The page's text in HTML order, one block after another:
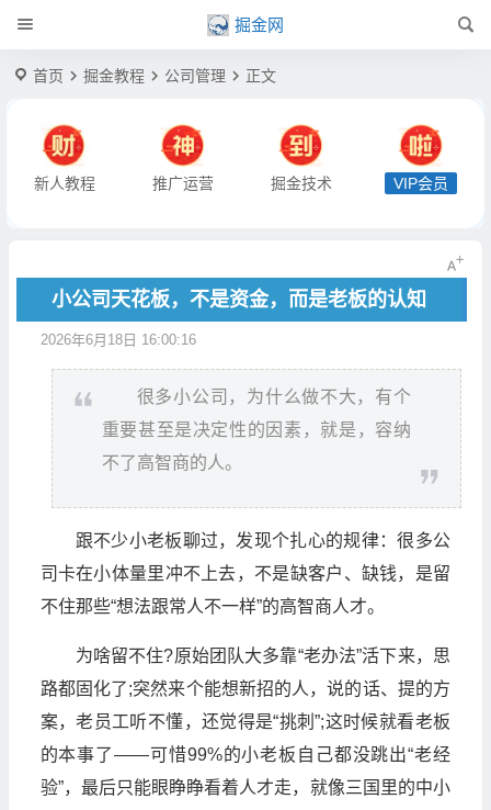
掘金网
首页 掘金教程 公司管理 正文
新人教程 推广运营 掘金技术 VIP会员
小公司天花板，不是资金，而是老板的认知
2026年6月18日 16:00:16
很多小公司，为什么做不大，有个
重要甚至是决定性的因素，就是，容纳
不了高智商的人。
跟不少小老板聊过，发现个扎心的规律：很多公
司卡在小体量里冲不上去，不是缺客户、缺钱，是留
不住那些“想法跟常人不一样”的高智商人才。
为啥留不住?原始团队大多靠“老办法”活下来，思
路都固化了;突然来个能想新招的人，说的话、提的方
案，老员工听不懂，还觉得是“挑刺”;这时候就看老板
的本事了——可惜99%的小老板自己都没跳出“老经
验”，最后只能眼睁睁看着人才走，就像三国里的中小